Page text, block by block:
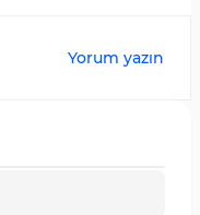
Yorum yazın